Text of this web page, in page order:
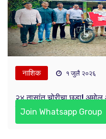
नाशिक १ जुलै २०२६
२४ तासांत चोरीचा छडा! अमोल
प्रकरणात आरोपी जेरबंद
Join Whatsapp Group